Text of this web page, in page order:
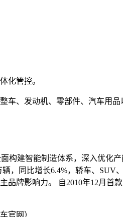
化管控。
、发动机、零部件、汽车用品
构建智能制造体系，深入优化
，同比增长6.4%，轿车、
牌影响力。 自2010年12月首
官网）